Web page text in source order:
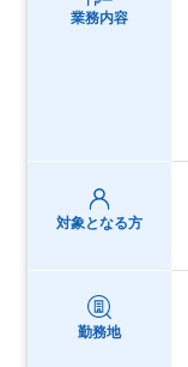
業務内容
対象となる方
勤務地